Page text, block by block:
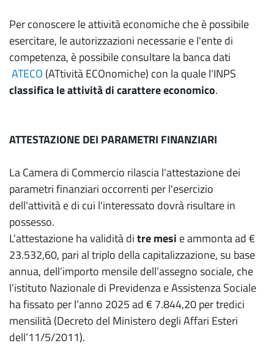
Per conoscere le attività economiche che è possibile
esercitare, le autorizzazioni necessarie e l'ente di
competenza, è possibile consultare la banca dati
ATECO (ATtività ECOnomiche) con la quale l'INPS
classifica le attività di carattere economico.
ATTESTAZIONE DEI PARAMETRI FINANZIARI
La Camera di Commercio rilascia l'attestazione dei
parametri finanziari occorrenti per l'esercizio
dell'attività e di cui l'interessato dovrà risultare in
possesso.
L'attestazione ha validità ditre mesi e ammonta ad €
23.532,60, pari al triplo della capitalizzazione, su base
annua, dell’importo mensile dell’assegno sociale, che
l’istituto Nazionale di Previdenza e Assistenza Sociale
ha fissato per l’anno 2025 ad € 7.844,20 per tredici
mensilità (Decreto del Ministero degli Affari Esteri
dell’11/5/2011).